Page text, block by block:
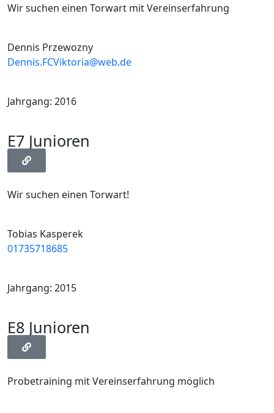
Wir suchen einen Torwart mit Vereinserfahrung
Dennis Przewozny
Dennis.FCViktoria@web.de
Jahrgang: 2016
E7 Junioren
Wir suchen einen Torwart!
Tobias Kasperek
01735718685
Jahrgang: 2015
E8 Junioren
Probetraining mit Vereinserfahrung möglich